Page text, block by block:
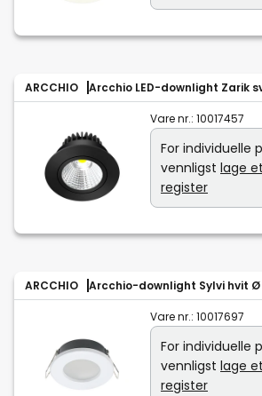
ARCCHIO Arcchio LED-downlight Zarik
Vare nr.: 10017457
For individuelle
vennligst lage et
register
ARCCHIO Arcchio-downlight Sylvi hvit Ø
Vare nr.: 10017697
For individuelle
vennligst lage et
register